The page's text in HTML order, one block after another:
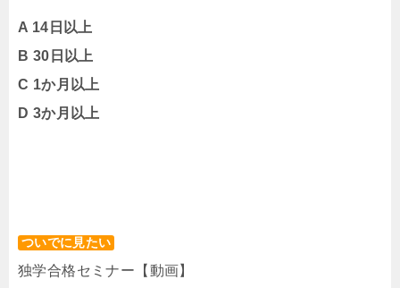
A 14日以上
B 30日以上
C 1か月以上
D 3か月以上
ついでに見たい
独学合格セミナー【動画】